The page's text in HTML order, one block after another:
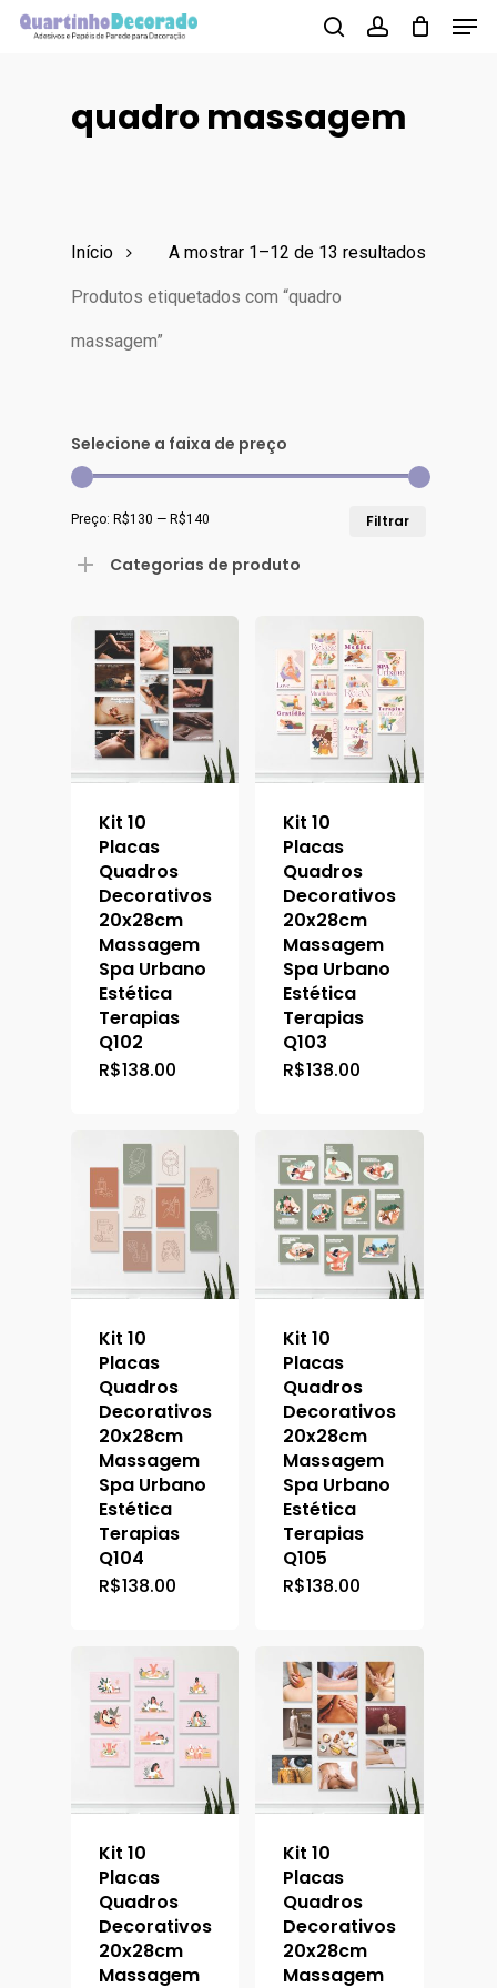
Skip
quadro massagem
A mostrar 1–12 de 13 resultados
Início
Produtos etiquetados com “quadro
massagem”
Selecione a faixa de preço
Filtrar
Preço: R$130 — R$140
Categorias de produto
Kit 10
Placas
Quadros
Decorativos
20x28cm
Massagem
Spa Urbano
Estética
Terapias
Q102
R$138.00
Kit 10
Placas
Quadros
Decorativos
20x28cm
Massagem
Spa Urbano
Estética
Terapias
Q103
R$138.00
Kit 10
Placas
Quadros
Decorativos
20x28cm
Massagem
Spa Urbano
Estética
Terapias
Q104
R$138.00
Kit 10
Placas
Quadros
Decorativos
20x28cm
Massagem
Spa Urbano
Estética
Terapias
Q105
R$138.00
Kit 10
Placas
Quadros
Decorativos
20x28cm
Massagem
Kit 10
Placas
Quadros
Decorativos
20x28cm
Massagem